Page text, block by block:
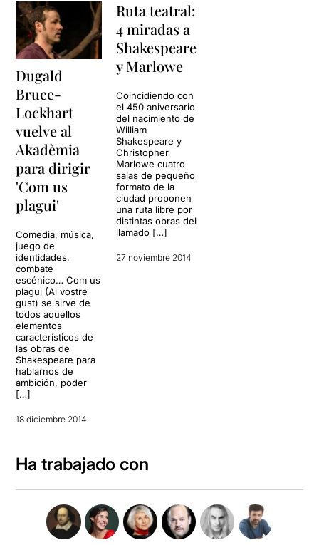
Dugald
Bruce-
Lockhart
vuelve al
Akadèmia
para dirigir
'Com us
plagui'
Comedia, música,
juego de
identidades,
combate
escénico… Com us
plagui (Al vostre
gust) se sirve de
todos aquellos
elementos
característicos de
las obras de
Shakespeare para
hablarnos de
ambición, poder
[…]
18 diciembre 2014
Ruta teatral:
4 miradas a
Shakespeare
y Marlowe
Coincidiendo con
el 450 aniversario
del nacimiento de
William
Shakespeare y
Christopher
Marlowe cuatro
salas de pequeño
formato de la
ciudad proponen
una ruta libre por
distintas obras del
llamado […]
27 noviembre 2014
Ha trabajado con